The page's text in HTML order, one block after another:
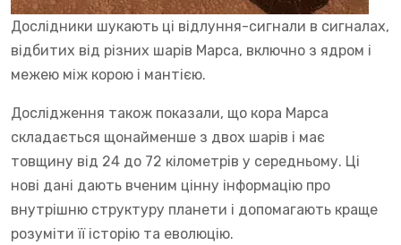
Дослідники шукають ці відлуння-сигнали в сигналах,
відбитих від різних шарів Марса, включно з ядром і
межею між корою і мантією.
Дослідження також показали, що кора Марса
складається щонайменше з двох шарів і має
товщину від 24 до 72 кілометрів у середньому. Ці
нові дані дають вченим цінну інформацію про
внутрішню структуру планети і допомагають краще
розуміти її історію та еволюцію.